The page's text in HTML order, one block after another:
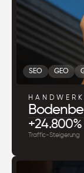
SEO GEO
+24.800%
Traffic-Steigerung